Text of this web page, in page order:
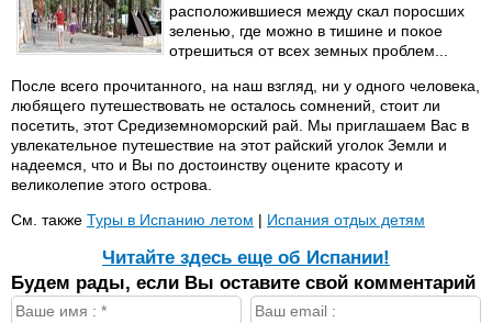
расположившиеся между скал поросших
зеленью, где можно в тишине и покое
отрешиться от всех земных проблем...
После всего прочитанного, на наш взгляд, ни у одного человека,
любящего путешествовать не осталось сомнений, стоит ли
посетить, этот Средиземноморский рай. Мы приглашаем Вас в
увлекательное путешествие на этот райский уголок Земли и
надеемся, что и Вы по достоинству оцените красоту и
великолепие этого острова.
См. также Туры в Испанию летом | Испания отдых детям
Читайте здесь еще об Испании!
Будем рады, если Вы оставите свой комментарий